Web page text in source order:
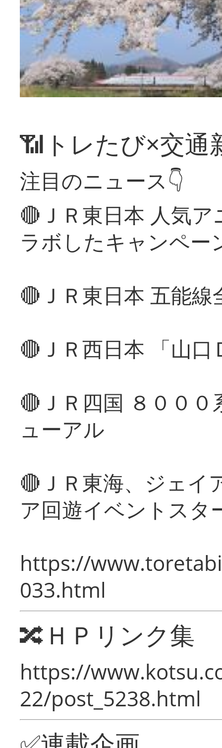
📶トレたび×交通
注目のニュース👇
🔴ＪＲ東日本 人気
ラボしたキャンペー
🔴ＪＲ東日本 五能
🔴ＪＲ西日本 「山
🔴ＪＲ四国 ８００
ューアル
🔴ＪＲ東海、ジェイ
ア回遊イベントスタ
https://
033.html
🔀ＨＰリンク集
https://
22/post_5238.html